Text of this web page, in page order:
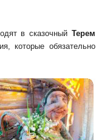
в сказочный Терем
которые обязательно